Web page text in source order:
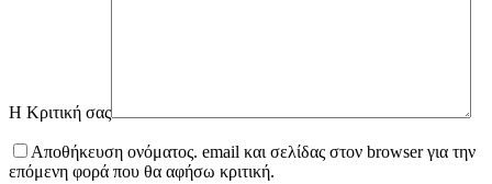
Η Κριτική σας
Αποθήκευση ονόματος. email και σελίδας στον browser για την
επόμενη φορά που θα αφήσω κριτική.